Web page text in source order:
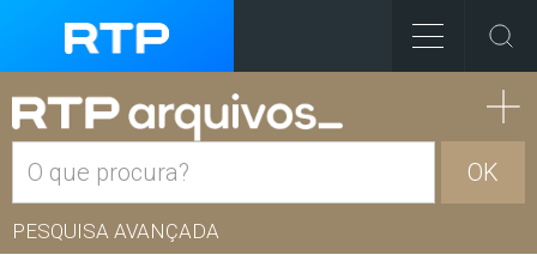
OK
PESQUISA AVANÇADA